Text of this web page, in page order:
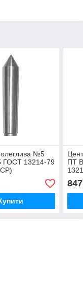
№5
ГОСТ 13214-79
ПТ
847